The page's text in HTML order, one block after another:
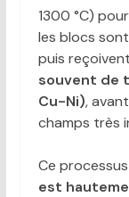
1300 °C)
les blocs
puis
souvent de
Cu-Ni),
champs très
Ce
est